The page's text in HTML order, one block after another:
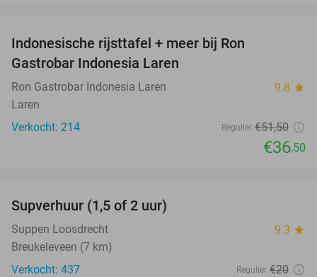
Indonesische rijsttafel + meer bij Ron
Gastrobar Indonesia Laren
Ron Gastrobar Indonesia Laren 9.8 star
Laren
Verkocht: 214
Regulier €51,50
€36,50
Supverhuur (1,5 of 2 uur)
Suppen Loosdrecht 9.3 star
Breukeleveen (7 km)
Verkocht: 437
Regulier €20